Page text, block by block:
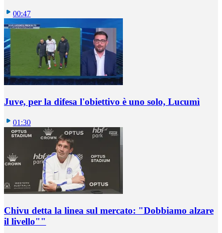
00:47
Juve, per la difesa l'obiettivo è uno solo, Lucumì
01:30
Chivu detta la linea sul mercato: "Dobbiamo alzare
il livello""